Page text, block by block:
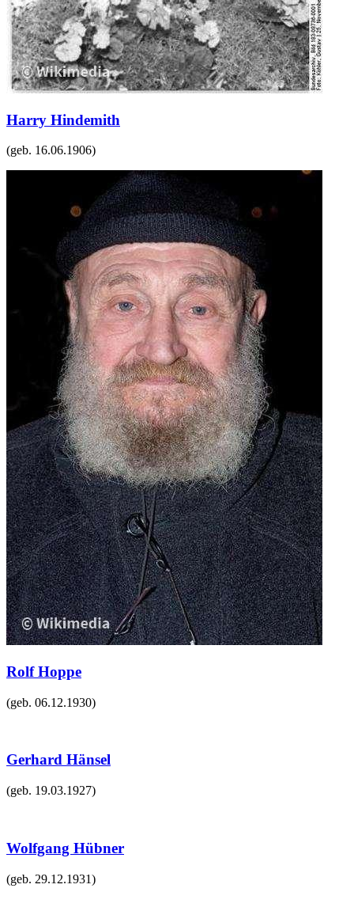
Harry Hindemith
(geb. 16.06.1906)
Rolf Hoppe
(geb. 06.12.1930)
Gerhard Hänsel
(geb. 19.03.1927)
Wolfgang Hübner
(geb. 29.12.1931)